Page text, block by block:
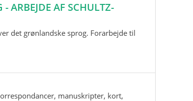
ARBEJDE AF SCHULTZ-
det grønlandske sprog. Forarbejde til
manuskripter, kort,